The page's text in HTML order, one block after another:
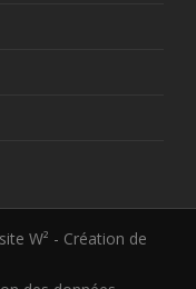
W² - Création de